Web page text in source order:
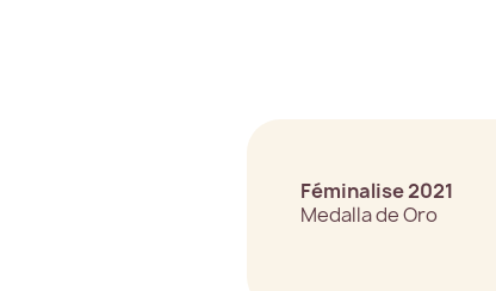
Féminalise 2021
Medalla de Oro